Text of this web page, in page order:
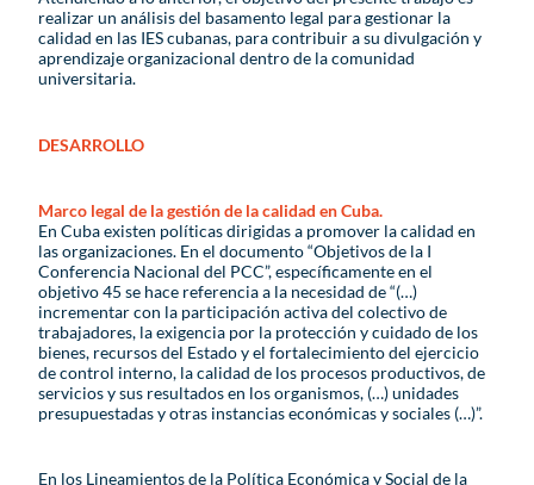
realizar un análisis del basamento legal para gestionar la
calidad en las IES cubanas, para contribuir a su divulgación y
aprendizaje organizacional dentro de la comunidad
universitaria.
DESARROLLO
Marco legal de la gestión de la calidad en Cuba.
En Cuba existen políticas dirigidas a promover la calidad en
las organizaciones. En el documento “Objetivos de la I
Conferencia Nacional del PCC”, específicamente en el
objetivo 45 se hace referencia a la necesidad de “(…)
incrementar con la participación activa del colectivo de
trabajadores, la exigencia por la protección y cuidado de los
bienes, recursos del Estado y el fortalecimiento del ejercicio
de control interno, la calidad de los procesos productivos, de
servicios y sus resultados en los organismos, (…) unidades
presupuestadas y otras instancias económicas y sociales (…)”.
En los Lineamientos de la Política Económica y Social de la